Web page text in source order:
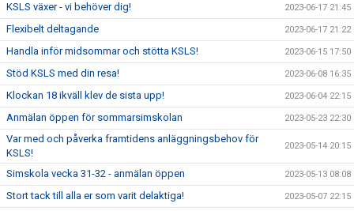
KSLS växer - vi behöver dig! 2023-06-17 21:45
Flexibelt deltagande 2023-06-17 21:22
Handla inför midsommar och stötta KSLS! 2023-06-15 17:50
Stöd KSLS med din resa! 2023-06-08 16:35
Klockan 18 ikväll klev de sista upp! 2023-06-04 22:15
Anmälan öppen för sommarsimskolan 2023-05-23 22:30
Var med och påverka framtidens anläggningsbehov för
KSLS!
2023-05-14 20:15
Simskola vecka 31-32 - anmälan öppen 2023-05-13 08:08
Stort tack till alla er som varit delaktiga! 2023-05-07 22:15